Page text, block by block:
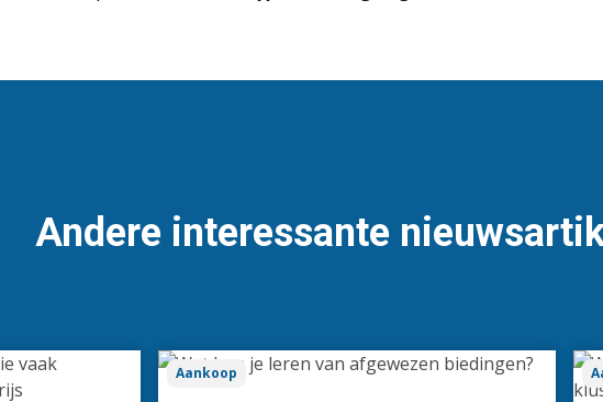
Andere interessante
WatAankoop